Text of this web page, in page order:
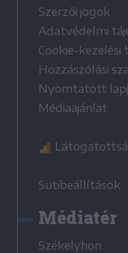
Szerzői jogok
Adatvédelmi
Cookie-
Hozzászólási
Nyomtatott
Médiaajánlat
Sütibeállítások
Médiatér
Székelyhon